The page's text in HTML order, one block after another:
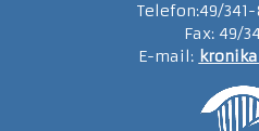
Telefon:49/341-
Fax: 49/
E-mail: